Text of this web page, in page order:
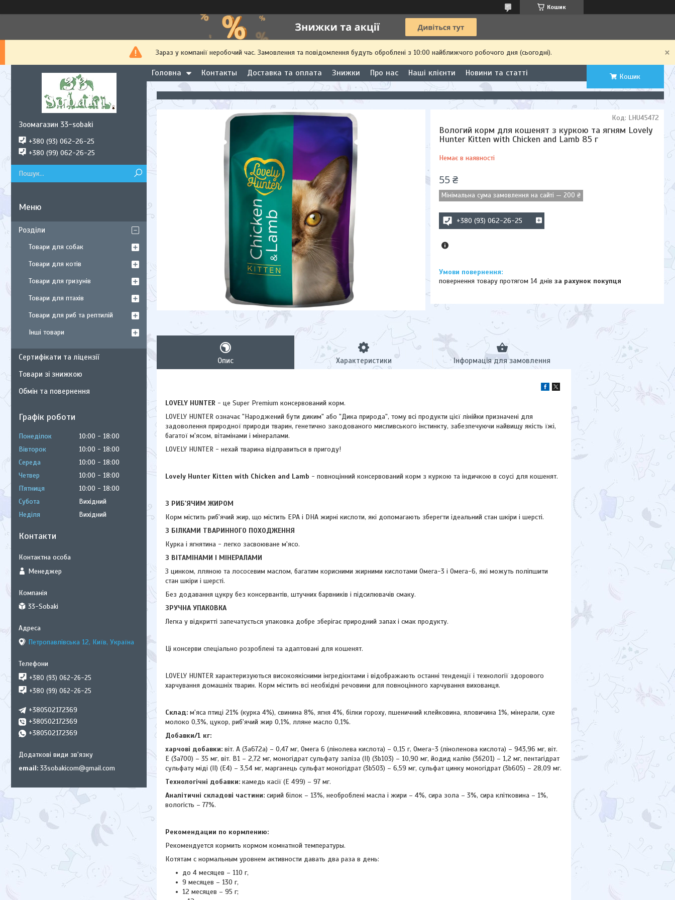
Кошик
Зараз у компанії неробочий час. Замовлення та повідомлення будуть оброблені з 10:00 найближчого робочого дня (сьогодні).
Головна Контакты Доставка та оплата Знижки Про нас Наші клієнти Новини та статті Кошик
Вологий корм для кошенят з куркою та ягням Lovely
Hunter Kitten with Chicken and Lamb 85 г
Немає в наявності
Код: LHU45472
55 ₴
Мінімальна сума замовлення на сайті — 200 ₴
+380 (93) 062-26-25
повернення товару протягом 14 днівза рахунок покупця
Опис Характеристики Інформація для замовлення
LOVELY HUNTER - це Super Premium консервований корм.
LOVELY HUNTER означає "Народжений бути диким" або "Дика природа", тому всі продукти цієї лінійки призначені для
задоволення природної природи тварин, генетично закодованого мисливського інстинкту, забезпечуючи найвищу якість їжі,
багатої м'ясом, вітамінами і мінералами.
LOVELY HUNTER - нехай тварина відправиться в пригоду!
Lovely Hunter Kitten with Chicken and Lamb - повноцінний консервований корм з куркою та індичкою в соусі для кошенят.
З РИБ'ЯЧИМ ЖИРОМ
Корм містить риб'ячий жир, що містить ЕРА і DHA жирні кислоти, які допомагають зберегти ідеальний стан шкіри і шерсті.
З БІЛКАМИ ТВАРИННОГО ПОХОДЖЕННЯ
Курка і ягнятина - легко засвоюване м'ясо.
З ВІТАМІНАМИ І МІНЕРАЛАМИ
З цинком, лляною та лососевим маслом, багатим корисними жирними кислотами Омега-3 і Омега-6, які можуть поліпшити
стан шкіри і шерсті.
Без додавання цукру без консервантів, штучних барвників і підсилювачів смаку.
ЗРУЧНА УПАКОВКА
Легка у відкритті запечатується упаковка добре зберігає природний запах і смак продукту.
Ці консерви спеціально розроблені та адаптовані для кошенят.
LOVELY HUNTER характеризуються високоякісними інгредієнтами і відображають останні тенденції і технології здорового
харчування домашніх тварин. Корм містить всі необхідні речовини для повноцінного харчування вихованця.
Склад: м'яса птиці 21% (курка 4%), свинина 8%, ягня 4%, білки гороху, пшеничний клейковина, яловичина 1%, мінерали, сухе
молоко 0,3%, цукор, риб'ячий жир 0,1%, лляне масло 0,1%.
Добавки/1 кг:
харчові добавки: віт. А (3a672a) – 0,47 мг, Омега 6 (лінолева кислота) – 0,15 г, Омега-3 (ліноленова кислота) – 943,96 мг, віт.
E (3a700) – 35 мг, віт. B1 – 2,72 мг, моногідрат сульфату заліза (II) (3b103) – 10,90 мг, йодид калію (3б201) – 1,2 мг, пентагідрат
сульфату міді (II) (E4) – 3,54 мг, марганець сульфат моногідрат (3b503) – 6,59 мг, сульфат цинку моногідрат (3b605) – 28,09 мг.
Технологічні добавки: камедь касії (E 499) – 97 мг.
Аналітичні складові частини: сирий білок – 13%, необроблені масла і жири – 4%, сира зола – 3%, сира клітковина – 1%,
вологість – 77%.
Рекомендации по кормлению:
Рекомендуется кормить кормом комнатной температуры.
Котятам с нормальным уровнем активности давать два раза в день:
до 4 месяцев – 110 г,
9 месяцев – 130 г,
12 месяцев – 95 г;
Зоомагазин 33-sobaki
+380 (93) 062-26-25
+380 (99) 062-26-25
Розділи
Товари для собак
Товари для котів
Товари для гризунів
Товари для птахів
Товари для риб та рептилій
Інші товари
Сертифікати та ліцензії
Товари зі знижкою
Обмін та повернення
Графік роботи
Понеділок 10:00
18:00
Вівторок
10:00
18:00
Середа
10:00
18:00
Четвер
10:00
18:00
Пʼятниця
10:00
18:00
Субота
Вихідний
Неділя
Вихідний
Контакти
Менеджер
33-Sobaki
Петропавлівська 12, Київ, Україна
+380 (93) 062-26-25
+380 (99) 062-26-25
+380502172369
+380502172369
+380502172369
email 33sobakicom@gmail.com